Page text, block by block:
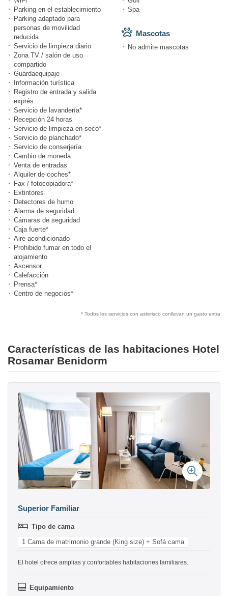
Parking en el establecimiento
Parking adaptado para
personas de movilidad
reducida
Servicio de limpieza diario
Zona TV / salón de uso
compartido
Guardaequipaje
Información turística
Registro de entrada y salida
exprés
Servicio de lavandería*
Recepción 24 horas
Servicio de limpieza en seco*
Servicio de planchado*
Servicio de conserjería
Cambio de moneda
Venta de entradas
Alquiler de coches*
Fax / fotocopiadora*
Extintores
Detectores de humo
Alarma de seguridad
Cámaras de seguridad
Caja fuerte*
Aire acondicionado
Prohibido fumar en todo el
alojamiento
Ascensor
Calefacción
Prensa*
Centro de negocios*
Spa
Mascotas
No admite mascotas
* Todos los servicios con asterisco conllevan un gasto extra
Características de las habitaciones Hotel
Rosamar Benidorm
Superior Familiar
Tipo de cama
1 Cama de matrimonio grande (King size) + Sofá cama
El hotel ofrece amplias y confortables habitaciones familiares.
Equipamiento